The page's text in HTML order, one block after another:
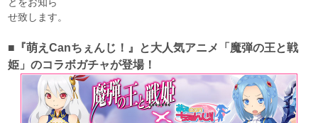
とをお知ら
せ致します。
■『萌えCanちぇんじ！』と大人気アニメ「魔弾の王と戦
姫」のコラボガチャが登場！